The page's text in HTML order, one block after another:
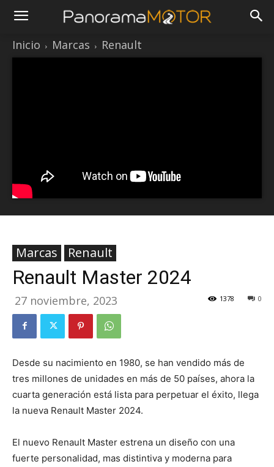
Inicio Marcas Renault
Marcas Renault
Renault Master 2024
27 noviembre, 2023 0
1378
Desde su nacimiento en 1980, se han vendido más de
tres millones de unidades en más de 50 países, ahora la
cuarta generación está lista para perpetuar el éxito, llega
la nueva Renault Master 2024.
El nuevo Renault Master estrena un diseño con una
fuerte personalidad, mas distintiva y moderna para